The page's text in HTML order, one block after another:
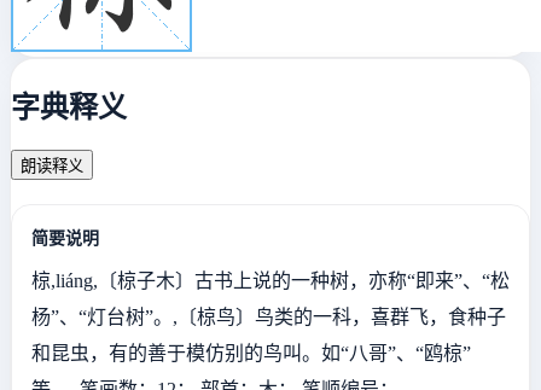
字典释义
朗读释义
简要说明
椋,liáng,〔椋子木〕古书上说的一种树，亦称“即来”、“松
杨”、“灯台树”。,〔椋鸟〕鸟类的一科，喜群飞，食种子
和昆虫，有的善于模仿别的鸟叫。如“八哥”、“鸥椋”